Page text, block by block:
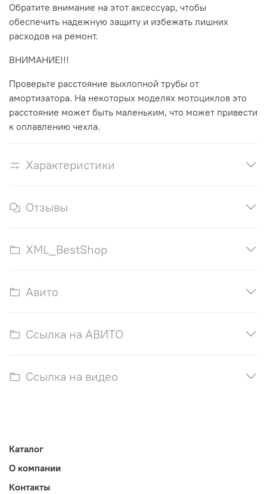
Обратите внимание на этот аксессуар, чтобы
обеспечить надежную защиту и избежать лишних
расходов на ремонт.
ВНИМАНИЕ!!!
Проверьте расстояние выхлопной трубы от
амортизатора. На некоторых моделях мотоциклов это
расстояние может быть маленьким, что может привести
к оплавлению чехла.
Характеристики
Отзывы
XML_BestShop
Авито
Ссылка на АВИТО
Ссылка на видео
Каталог
О компании
Контакты